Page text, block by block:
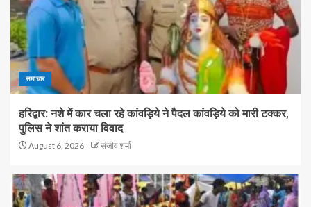
समाचार
हरिद्वार: नशे में कार चला रहे कांवड़िये ने पैदल कांवड़िये को मारी टक्कर,
पुलिस ने शांत कराया विवाद
August 6, 2026 संजीव शर्मा